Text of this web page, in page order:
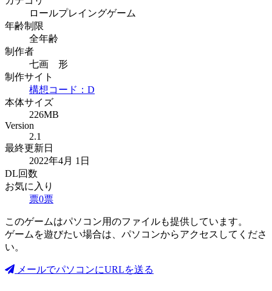
ロールプレイングゲーム
年齢制限
全年齢
制作者
七画 形
制作サイト
構想コード：D
本体サイズ
226MB
Version
2.1
最終更新日
2022年4月 1日
DL回数
お気に入り
票0票
このゲームはパソコン用のファイルも提供しています。
ゲームを遊びたい場合は、パソコンからアクセスしてくださ
い。
メールでパソコンにURLを送る